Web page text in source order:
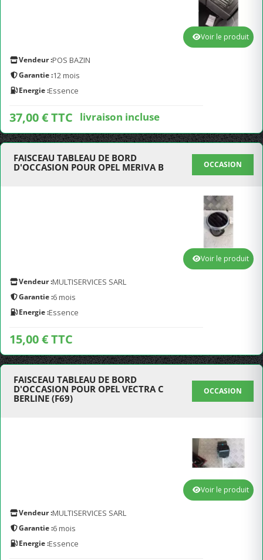
Vendeur :POS BAZIN
Garantie :12 mois
Energie :Essence
37,00 € TTC livraison incluse
Voir le produit
FAISCEAU TABLEAU DE BORD
D'OCCASION POUR OPEL MERIVA B
OCCASION
Vendeur :MULTISERVICES SARL
Garantie :6 mois
Energie :Essence
15,00 € TTC
Voir le produit
FAISCEAU TABLEAU DE BORD
D'OCCASION POUR OPEL VECTRA C
BERLINE (F69)
OCCASION
Vendeur :MULTISERVICES SARL
Garantie :6 mois
Energie :Essence
Voir le produit